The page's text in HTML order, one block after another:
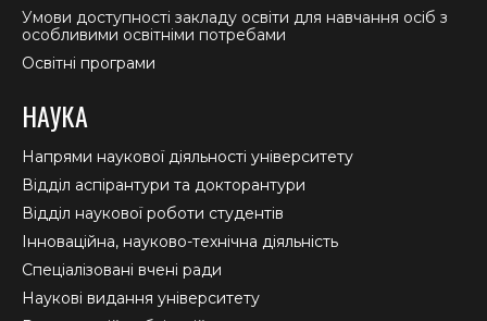
Умови доступності закладу освіти для навчання осіб з
особливими освітніми потребами
Освітні програми
НАУКА
Напрями наукової діяльності університету
Відділ аспірантури та докторантури
Відділ наукової роботи студентів
Інноваційна, науково-технічна діяльність
Спеціалізовані вчені ради
Наукові видання університету